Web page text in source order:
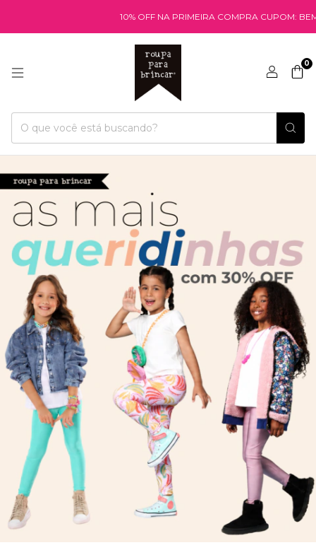
10% OFF NA PRIMEIRA COMPRA CUPOM: BEMVINDA
0